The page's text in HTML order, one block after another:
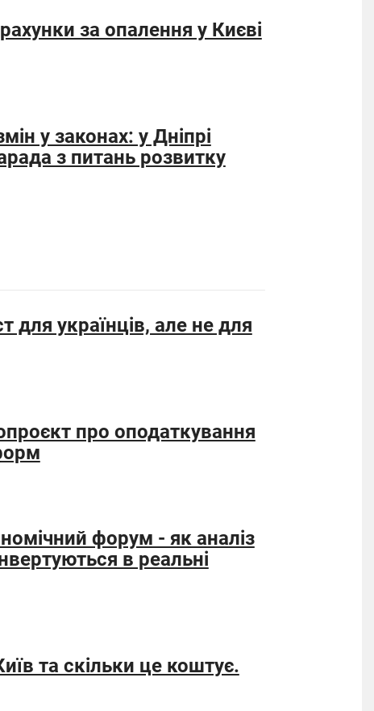
за опалення у Києві
у законах: у Дніпрі
з питань розвитку
для українців, але не для
про оподаткування
форум - як аналіз
в реальні
та скільки це коштує.